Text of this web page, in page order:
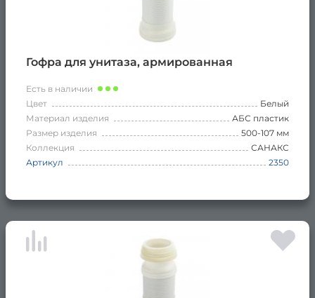
Гофра для унитаза, армированная
Есть в наличии
Цвет
Белый
Материал изделия
АБС пластик
Размер изделия
500-107 мм
Коллекция
САНАКС
Артикул
2350